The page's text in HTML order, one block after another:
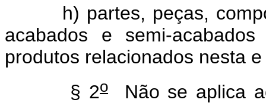
h) partes, peças,
acabados e semi-
produtos relacionados nesta
§ 2o
Não se aplica